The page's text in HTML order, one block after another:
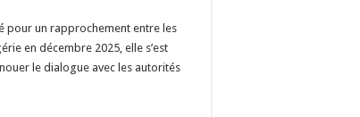
pour un rapprochement entre les
en décembre 2025, elle s’est
le dialogue avec les autorités